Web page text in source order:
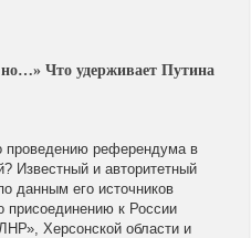
Что удерживает Путина
проведению референдума в
Известный и авторитетный
данным его источников
присоединению к России
Херсонской области и